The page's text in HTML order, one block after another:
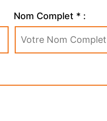
Nom Complet * :